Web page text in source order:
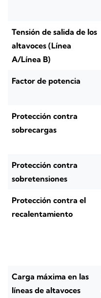
Tensión de salida de los
altavoces (Línea
A/Línea B)
Factor de potencia
Protección contra
sobrecargas
Protección contra
sobretensiones
Protección contra el
recalentamiento
Carga máxima en las
líneas de altavoces